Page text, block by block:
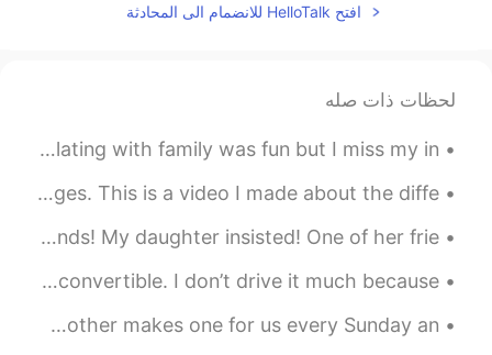
EN
たい ってことなのかしら？
みつこ
2021.08.20 14:22
と日本ではまだまだLGBTについて声を上げ
JP
EN
افتح HelloTalk للانضمام الى المحادثة
لحظات ذات صله
I can't wait to go home and cook for myself again. Isolating with family was fun but I miss my in...
I’m fascinated by both the Chinese and Japanese languages. This is a video I made about the diffe...
A nice day to go to the park after school with her friends! My daughter insisted! One of her frie...
Before my grandfather passed away, he left me his old convertible. I don’t drive it much because ...
Have you ever tried a British Sunday Roast dinner? 🇬🇧 My mother makes one for us every Sunday an...